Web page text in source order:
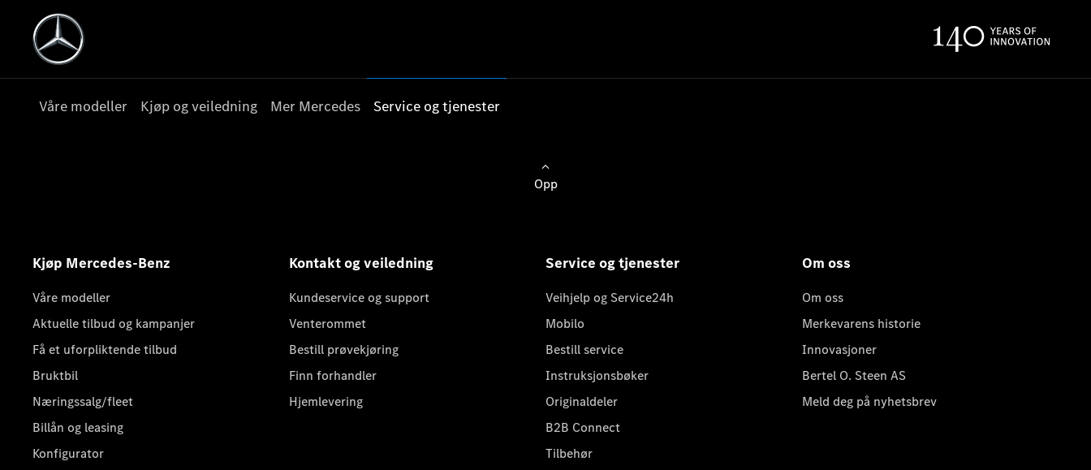
Våre modeller Kjøp og veiledning Mer Mercedes Service og tjenester
Opp
Kjøp Mercedes-Benz
Våre modeller
Aktuelle tilbud og kampanjer
Få et uforpliktende tilbud
Bruktbil
Næringssalg/fleet
Billån og leasing
Konfigurator
Kontakt og veiledning
Kundeservice og support
Venterommet
Bestill prøvekjøring
Finn forhandler
Hjemlevering
Service og tjenester
Veihjelp og Service24h
Mobilo
Bestill service
Instruksjonsbøker
Originaldeler
B2B Connect
Tilbehør
Om oss
Om oss
Merkevarens historie
Innovasjoner
Bertel O. Steen AS
Meld deg på nyhetsbrev